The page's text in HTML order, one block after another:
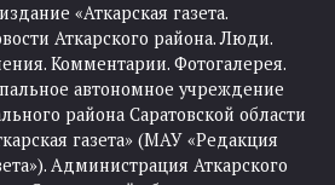
«Аткарская газета.
Аткарского района. Люди.
Комментарии. Фотогалерея.
автономное учреждение
района Саратовской области
газета» (МАУ «Редакция
Администрация Аткарского